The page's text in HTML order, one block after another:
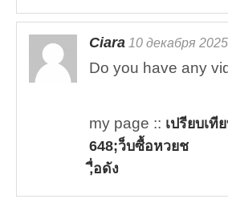
Ciara 10 декабря
Do you have any
my page :: เปรียบเที
648;ว็บซื้อหวยช
;ื่อดัง